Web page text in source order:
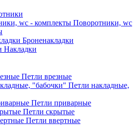
Поворотники, wc
Броненакладки
Накладки
Петли врезные
Петли накладные,
Петли приварные
Петли скрытые
Петли ввертные